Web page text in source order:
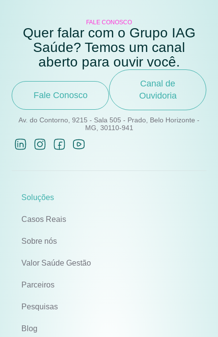
FALE CONOSCO
Quer falar com o Grupo IAG
Saúde? Temos um canal
aberto para ouvir você.
Fale Conosco
Canal de
Ouvidoria
Av. do Contorno, 9215 - Sala 505 - Prado, Belo Horizonte -
MG, 30110-941
Soluções
Casos Reais
Sobre nós
Valor Saúde Gestão
Parceiros
Pesquisas
Blog